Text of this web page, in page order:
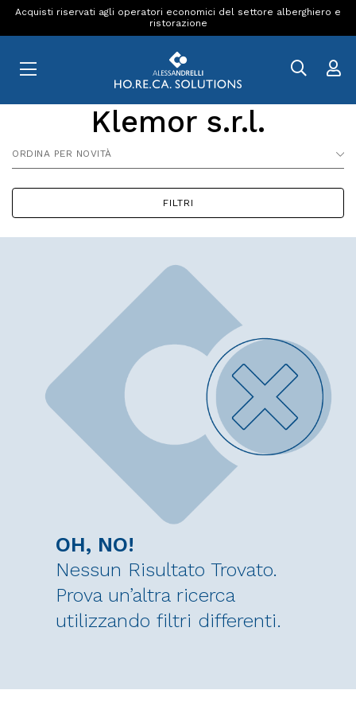
Acquisti riservati agli operatori economici del settore alberghiero e
ristorazione
Klemor s.r.l.
ORDINA PER NOVITÀ
FILTRI
OH, NO!
Nessun Risultato Trovato.
Prova un’altra ricerca
utilizzando filtri differenti.